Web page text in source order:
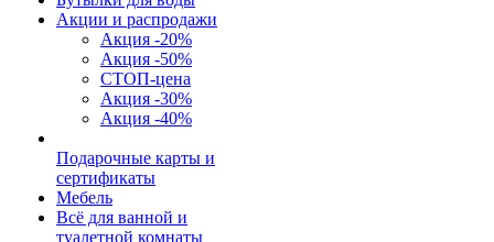
Акции и распродажи
Акция -20%
Акция -50%
СТОП-цена
Акция -30%
Акция -40%
Подарочные карты и
сертификаты
Мебель
Всё для ванной и
туалетной комнаты